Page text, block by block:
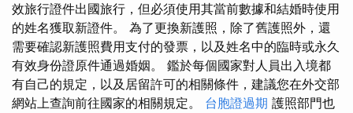
效旅行證件出國旅行，但必須使用其當前數據和結婚時使用
的姓名獲取新證件。 為了更換新護照，除了舊護照外，還
需要確認新護照費用支付的發票，以及姓名中的臨時或永久
有效身份證原件通過婚姻。 鑑於每個國家對人員出入境都
有自己的規定，以及居留許可的相關條件，建議您在外交部
網站上查詢前往國家的相關規定。 台胞證過期 護照部門也